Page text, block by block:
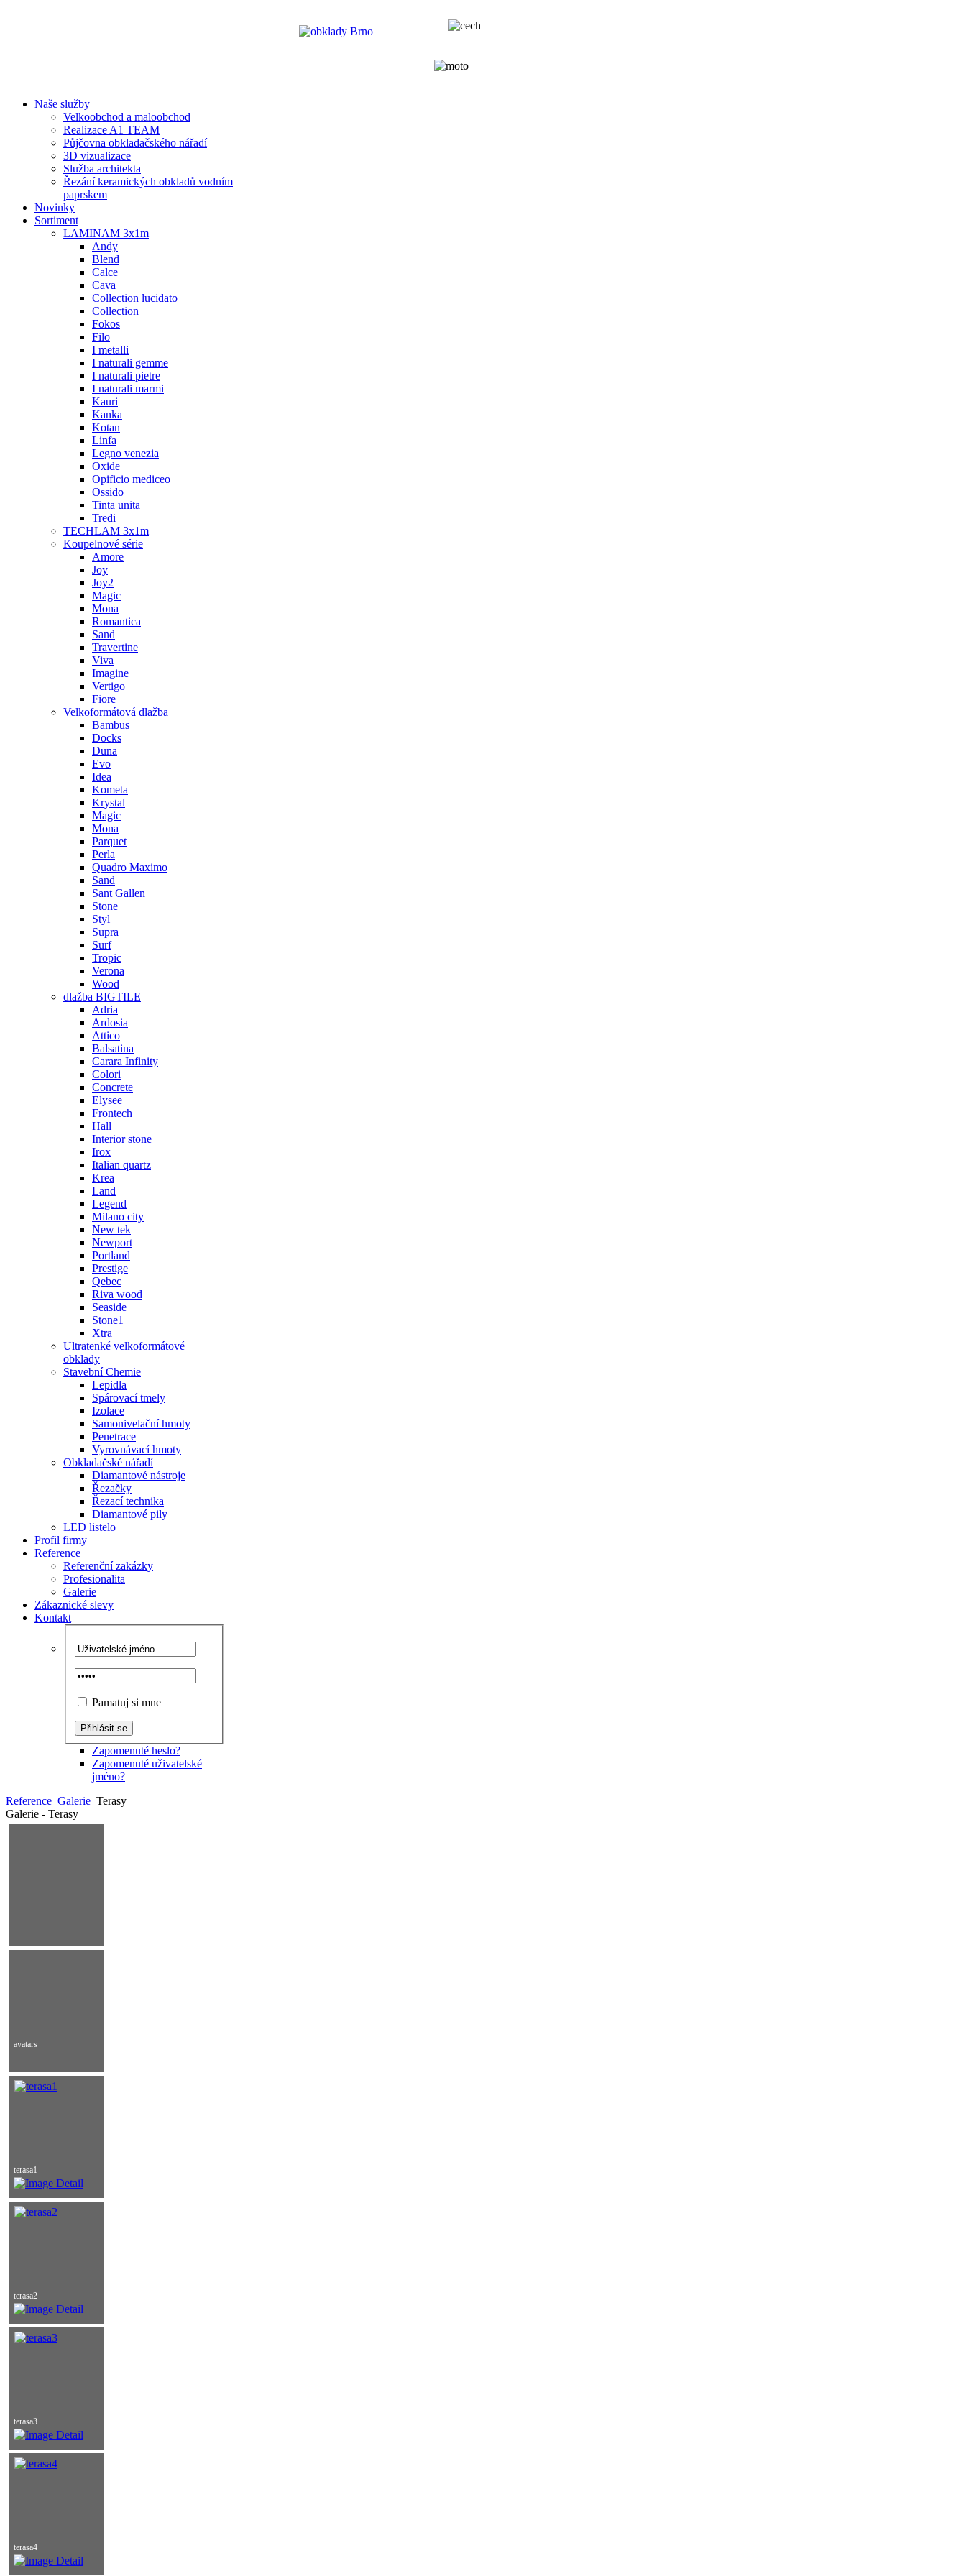
Naše služby
Velkoobchod a maloobchod
Realizace A1 TEAM
Půjčovna obkladačského nářadí
3D vizualizace
Služba architekta
Řezání keramických obkladů vodním
paprskem
Novinky
Sortiment
LAMINAM 3x1m
Andy
Blend
Calce
Cava
Collection lucidato
Collection
Fokos
Filo
I metalli
I naturali gemme
I naturali pietre
I naturali marmi
Kauri
Kanka
Kotan
Linfa
Legno venezia
Oxide
Opificio mediceo
Ossido
Tinta unita
Tredi
TECHLAM 3x1m
Koupelnové série
Amore
Joy
Joy2
Magic
Mona
Romantica
Sand
Travertine
Viva
Imagine
Vertigo
Fiore
Velkoformátová dlažba
Bambus
Docks
Duna
Evo
Idea
Kometa
Krystal
Magic
Mona
Parquet
Perla
Quadro Maximo
Sand
Sant Gallen
Stone
Styl
Supra
Surf
Tropic
Verona
Wood
dlažba BIGTILE
Adria
Ardosia
Attico
Balsatina
Carara Infinity
Colori
Concrete
Elysee
Frontech
Hall
Interior stone
Irox
Italian quartz
Krea
Land
Legend
Milano city
New tek
Newport
Portland
Prestige
Qebec
Riva wood
Seaside
Stone1
Xtra
Ultratenké velkoformátové
obklady
Stavební Chemie
Lepidla
Spárovací tmely
Izolace
Samonivelační hmoty
Penetrace
Vyrovnávací hmoty
Obkladačské nářadí
Diamantové nástroje
Řezačky
Řezací technika
Diamantové pily
LED listelo
Profil firmy
Reference
Referenční zakázky
Profesionalita
Galerie
Zákaznické slevy
Kontakt
Pamatuj si mne
Zapomenuté heslo?
Zapomenuté uživatelské
jméno?
Reference Galerie Terasy
Galerie - Terasy
avatars
terasa1
terasa2
terasa3
terasa4